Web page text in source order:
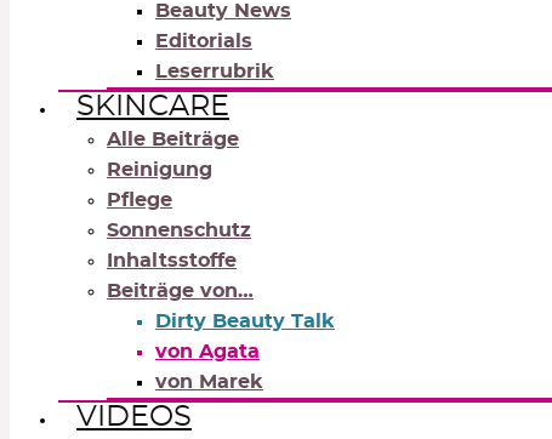
Beauty News
Editorials
Leserrubrik
SKINCARE
Alle Beiträge
Reinigung
Pflege
Sonnenschutz
Inhaltsstoffe
Beiträge von…
Dirty Beauty Talk
von Agata
von Marek
VIDEOS